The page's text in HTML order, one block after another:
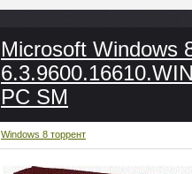
Microsoft Windows
PC SM
Windows 8 торрент